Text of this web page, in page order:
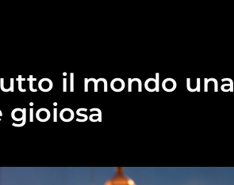
il mondo una